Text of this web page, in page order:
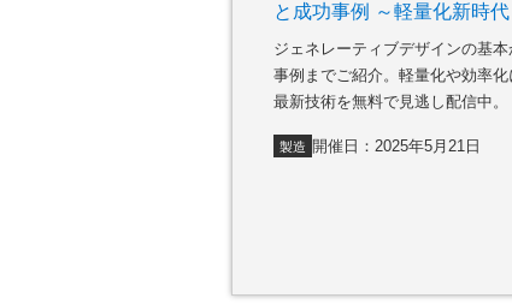
と成功事例 ～軽量化新時代
ジェネレーティブデザインの基本
事例までご紹介。軽量化や効率化
最新技術を無料で見逃し配信中。
製造 開催日：2025年5月21日